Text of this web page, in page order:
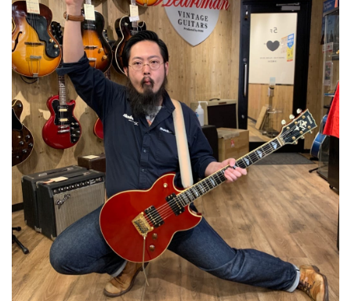
ベース ウクレレ
ドラム パーカッション
キーボード 電子ピアノ
管楽器 その他楽器
アンプ エフェクター